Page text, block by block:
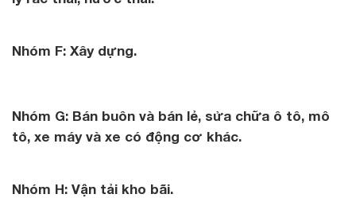
Nhóm F: Xây dựng.
Nhóm G: Bán buôn và bán lẻ, sửa chữa ô tô, mô
tô, xe máy và xe có động cơ khác.
Nhóm H: Vận tải kho bãi.